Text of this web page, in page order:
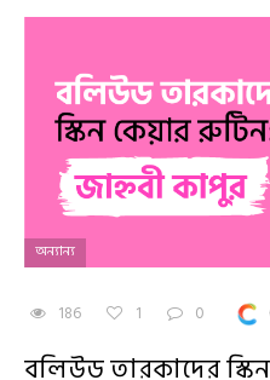
অন্যান্য
186 1 0
বলিউড তারকাদের